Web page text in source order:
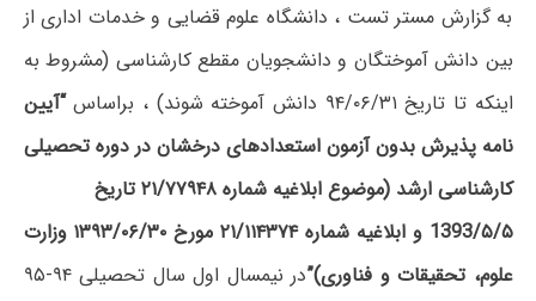
به گزارش مستر تست ، دانشگاه علوم قضایی و خدمات اداری از
بین دانش آموختگان و دانشجویان مقطع کارشناسی (مشروط به
اینکه تا تاریخ ۹۴/۰۶/۳۱ دانش آموخته شوند) ، براساس
“آیین
نامه پذیرش بدون آزمون استعدادهای درخشان در دوره تحصیلی
کارشناسی ارشد (موضوع ابلاغیه شماره ۲۱/۷۷۹۴۸ تاریخ
1393/۵/۵ و ابلاغیه شماره ۲۱/۱۱۴۳۷۴ مورخ ۱۳۹۳/۰۶/۳۰ وزارت
علوم، تحقیقات و فناوری)”
در نیمسال اول سال تحصیلی ۹۴-۹۵